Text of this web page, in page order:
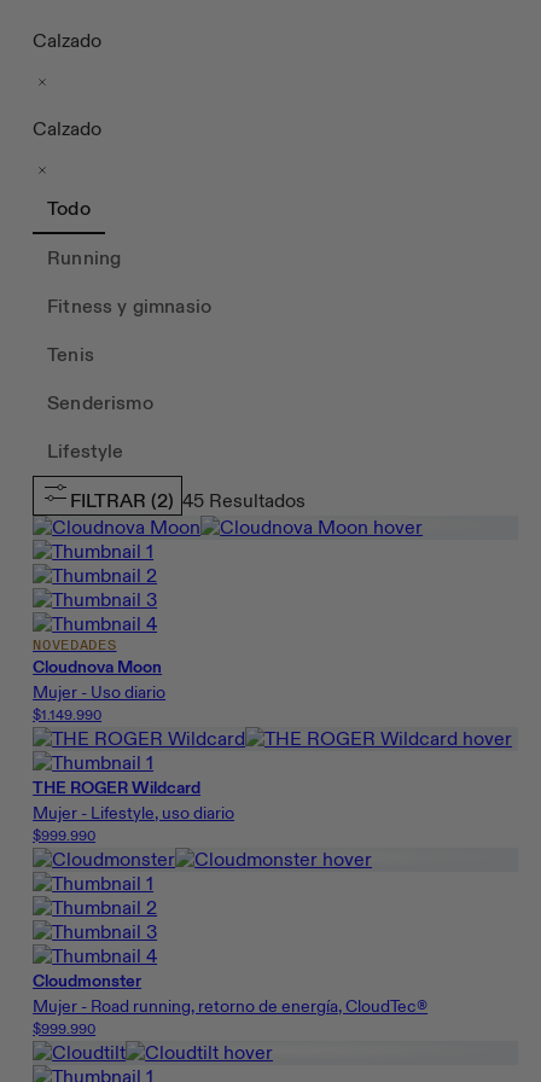
Calzado
Calzado
Todo
Running
Fitness y gimnasio
Tenis
Senderismo
Lifestyle
FILTRAR (2) 45 Resultados
NOVEDADES
Cloudnova Moon
Mujer - Uso diario
$1.149.990
THE ROGER Wildcard
Mujer - Lifestyle, uso diario
$999.990
Cloudmonster
Mujer - Road running, retorno de energía, CloudTec®
$999.990